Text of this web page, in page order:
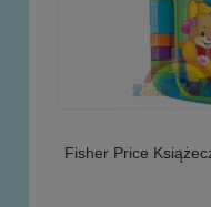
Fisher Price